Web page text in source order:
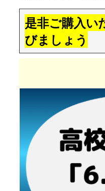
是非ご購入い
びましょう